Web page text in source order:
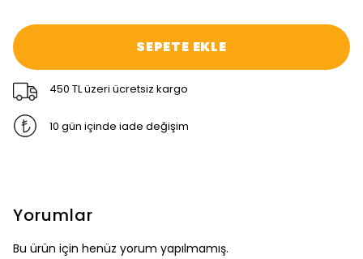
SEPETE EKLE
450 TL üzeri ücretsiz kargo
10 gün içinde iade değişim
Yorumlar
Bu ürün için henüz yorum yapılmamış.